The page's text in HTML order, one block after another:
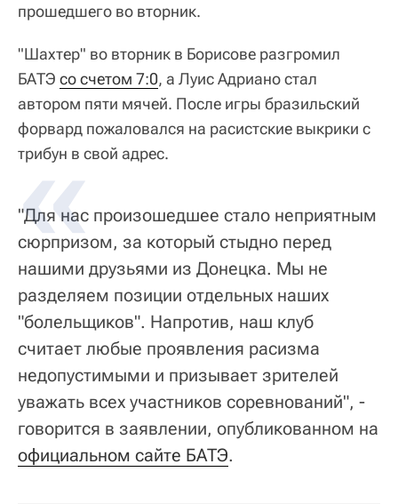
прошедшего во вторник.
"Шахтер" во вторник в Борисове разгромил
БАТЭ со счетом 7:0, а Луис Адриано стал
автором пяти мячей. После игры бразильский
форвард пожаловался на расистские выкрики с
трибун в свой адрес.
"Для нас произошедшее стало неприятным
сюрпризом, за который стыдно перед
нашими друзьями из Донецка. Мы не
разделяем позиции отдельных наших
"болельщиков". Напротив, наш клуб
считает любые проявления расизма
недопустимыми и призывает зрителей
уважать всех участников соревнований", -
говорится в заявлении, опубликованном на
официальном сайте БАТЭ.